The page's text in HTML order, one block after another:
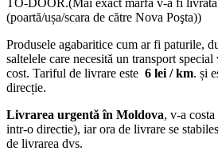
(poartă/ușa/scara de către Nova Poşta))
Produsele agabaritice cum ar fi paturile,
saltelele care necesită un transport
cost. Tariful de livrare este 6 lei / km. și
direcție.
Livrarea urgentă în Moldova, v-a costa
intr-o directie), iar ora de livrare se
de livrarea dvs.